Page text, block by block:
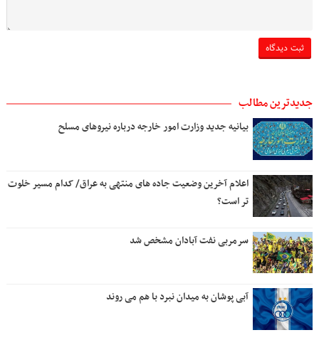
جدیدترین مطالب
بیانیه جدید وزارت امور خارجه درباره نیروهای مسلح
اعلام آخرین وضعیت جاده های منتهی به عراق/ کدام مسیر خلوت
تر است؟
سرمربی نفت آبادان مشخص شد
آبی پوشان به میدان نبرد با هم می روند